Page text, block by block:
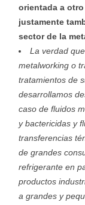
orientada a
justamente
sector de la
La verdad
metalworking o
tratamientos de
desarrollamos
caso de fluidos
y bactericidas y
transferencias
de grandes
refrigerante en
productos
a grandes y